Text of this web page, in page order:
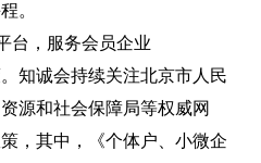
。
，服务会员企业
诚会持续关注北京市人民
源和社会保障局等权威网
，其中，《个体户、小微企